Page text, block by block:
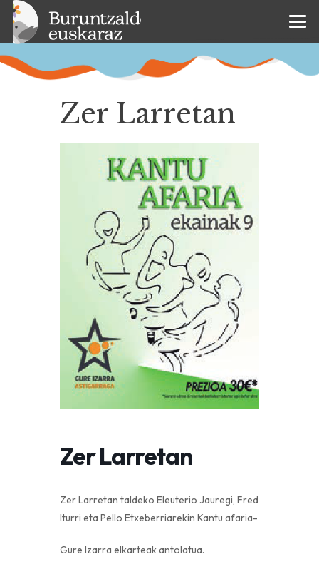
Zer Larretan
Zer Larretan
Zer Larretan taldeko Eleuterio Jauregi, Fred
Iturri eta Pello Etxeberriarekin Kantu afaria-
Gure Izarra elkarteak antolatua.